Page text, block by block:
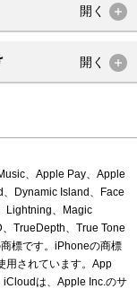
開く
開く
、Apple Pay、Apple
Dynamic Island、Face
Lightning、Magic
TrueDepth、True Tone
標です。iPhoneの商標
用されています。App
は、Apple Inc.のサ